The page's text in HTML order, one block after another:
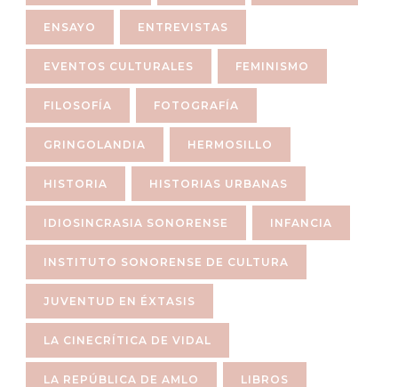
ENSAYO ENTREVISTAS
EVENTOS CULTURALES FEMINISMO
FILOSOFÍA FOTOGRAFÍA
GRINGOLANDIA HERMOSILLO
HISTORIA HISTORIAS URBANAS
IDIOSINCRASIA SONORENSE INFANCIA
INSTITUTO SONORENSE DE CULTURA
JUVENTUD EN ÉXTASIS
LA CINECRÍTICA DE VIDAL
LA REPÚBLICA DE AMLO LIBROS